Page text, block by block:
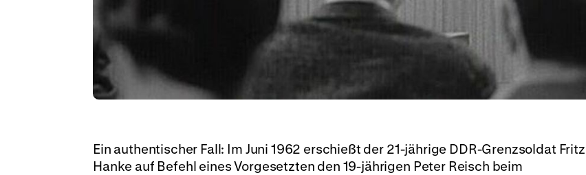
Ein authentischer Fall: Im Juni 1962 erschießt der 21-jährige DDR-Grenzsoldat Fritz
Hanke auf Befehl eines Vorgesetzten den 19-jährigen Peter Reisch beim